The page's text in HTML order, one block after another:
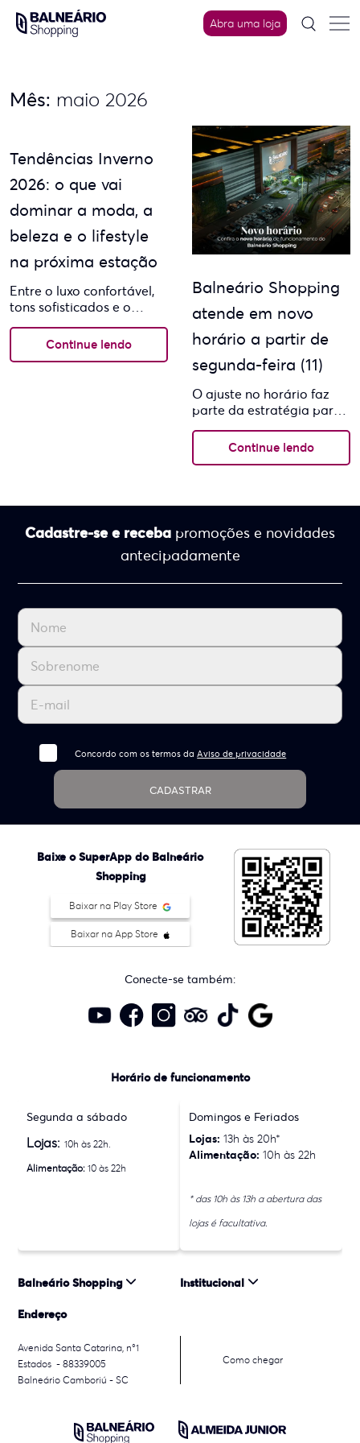
content
Abra uma loja
Mês: maio 2026
Tendências Inverno
2026: o que vai
dominar a moda, a
beleza e o lifestyle
na próxima estação
Entre o luxo confortável,
tons sofisticados e o
retorno das experiências
presenciais, o inverno
2026 promete uma
Continue lendo
Balneário Shopping
atende em novo
horário a partir de
segunda-feira (11)
O ajuste no horário faz
parte da estratégia para
manter o shopping
eficiente e em sintonia
com o ritmo dos...
Continue lendo
Cadastre-se e receba promoções e novidades
antecipadamente
Concordo com os termos daAviso de privacidade
CADASTRAR
Baixe o SuperApp do Balneário
Shopping
Baixar na Play Store
Baixar na App Store
Conecte-se também:
Horário de funcionamento
Segunda a sábado
Lojas:10h às 22h.
Alimentação: 10 às 22h
Domingos e Feriados
Lojas: 13h às 20h*
Alimentação: 10h às 22h
* das 10h às 13h a abertura das
lojas é facultativa.
Balneário Shopping Institucional
Endereço
Avenida Santa Catarina, n°1
Estados - 88339005
Balneário Camboriú - SC
Como chegar